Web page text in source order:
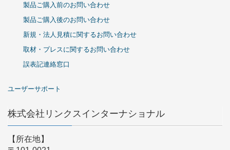
製品ご購入前のお問い合わせ
製品ご購入後のお問い合わせ
新規・法人見積に関するお問い合わせ
取材・プレスに関するお問い合わせ
誤表記連絡窓口
ユーザーサポート
株式会社リンクスインターナショナル
【所在地】